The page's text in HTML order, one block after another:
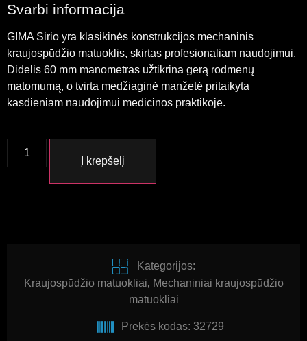
Svarbi informacija
GIMA Sirio yra klasikinės konstrukcijos mechaninis
kraujospūdžio matuoklis, skirtas profesionaliam naudojimui.
Didelis 60 mm manometras užtikrina gerą rodmenų
matomumą, o tvirta medžiaginė manžetė pritaikyta
kasdieniam naudojimui medicinos praktikoje.
Į krepšelį
Kategorijos:
Kraujospūdžio matuokliai, Mechaniniai kraujospūdžio
matuokliai
Prekės kodas: 32729